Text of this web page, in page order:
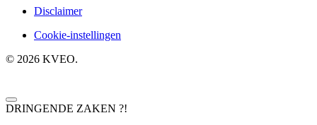
Disclaimer
Cookie-instellingen
© 2026 KVEO.
DRINGENDE ZAKEN ?!